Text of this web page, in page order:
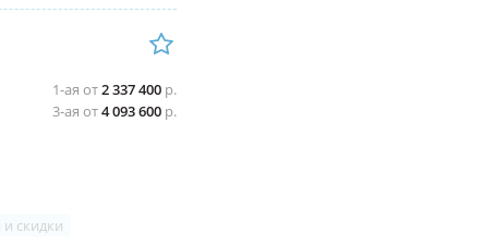
1-ая от2 337 400 р.
3-ая от4 093 600 р.
скидки